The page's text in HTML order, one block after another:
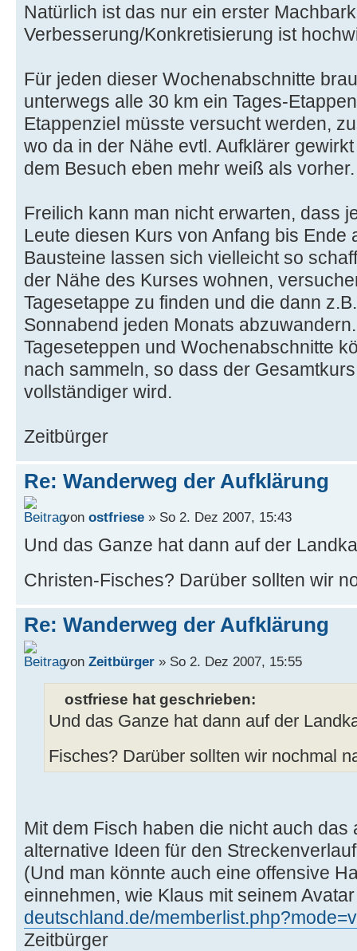
Natürlich ist das nur ein erster
Verbesserung/Konkretisierung ist
Für jeden dieser Wochenabschnitte
unterwegs alle 30 km ein Tages-
Etappenziel müsste versucht werden,
wo da in der Nähe evtl. Aufklärer
dem Besuch eben mehr weiß als vorher.
Freilich kann man nicht erwarten, dass
Leute diesen Kurs von Anfang bis Ende
Bausteine lassen sich vielleicht so
der Nähe des Kurses wohnen,
Tagesetappe zu finden und die dann
Sonnabend jeden Monats
Tageseteppen und Wochenabschnitte
nach sammeln, so dass der
vollständiger wird.
Zeitbürger
Re: Wanderweg der Aufklärung
von ostfriese » So 2. Dez 2007, 15:43
Und das Ganze hat dann auf der
Christen-Fisches? Darüber sollten wir
Re: Wanderweg der Aufklärung
von Zeitbürger » So 2. Dez 2007, 15:55
ostfriese hat geschrieben:
Und das Ganze hat dann auf der
Fisches? Darüber sollten wir nochmal
Mit dem Fisch haben die nicht auch das
alternative Ideen für den
(Und man könnte auch eine offensive
einnehmen, wie Klaus mit seinem
deutschland.de/
Zeitbürger